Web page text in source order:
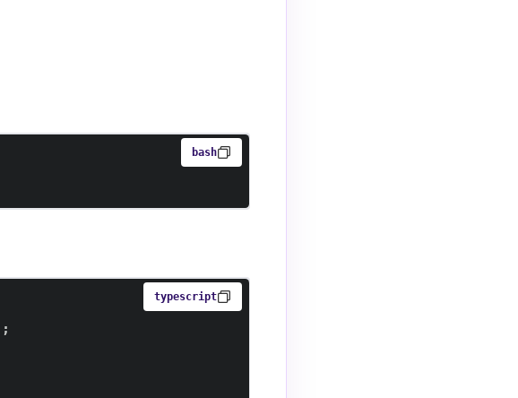
bash
typescript
;